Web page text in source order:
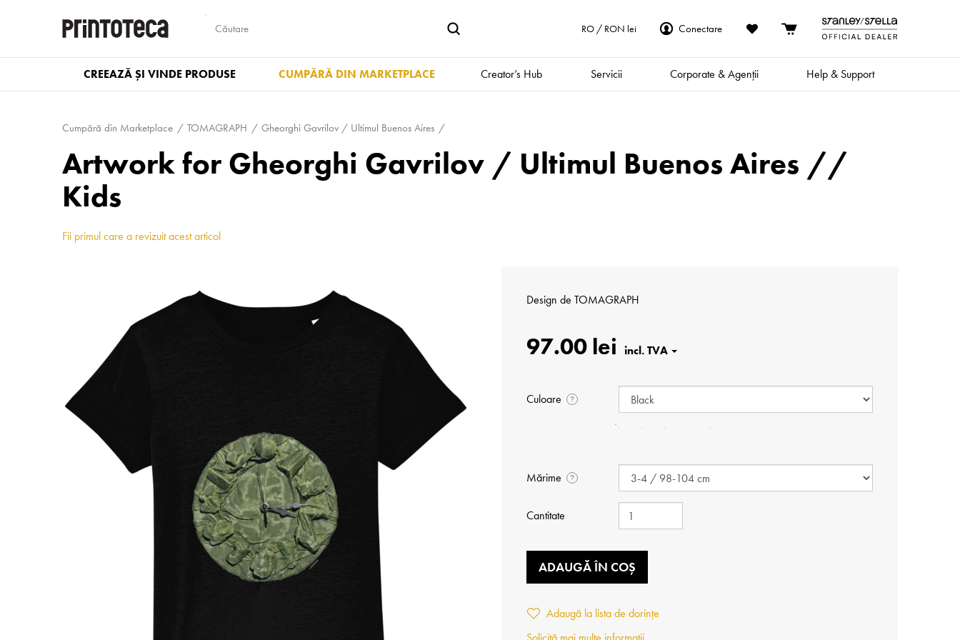
RO / RON lei Conectare
CREEAZĂ ȘI VINDE PRODUSE CUMPĂRĂ DIN MARKETPLACE Creator’s Hub Servicii Corporate & Agenții Help & Support
Cumpără din Marketplace TOMAGRAPH Gheorghi Gavrilov / Ultimul Buenos Aires
Artwork for Gheorghi Gavrilov / Ultimul Buenos Aires //
Kids
Fii primul care a revizuit acest articol
Design de TOMAGRAPH
97.00 lei
Culoare ?
Mărime ?
Cantitate
ADAUGĂ ÎN COȘ
Adaugă la lista de dorințe